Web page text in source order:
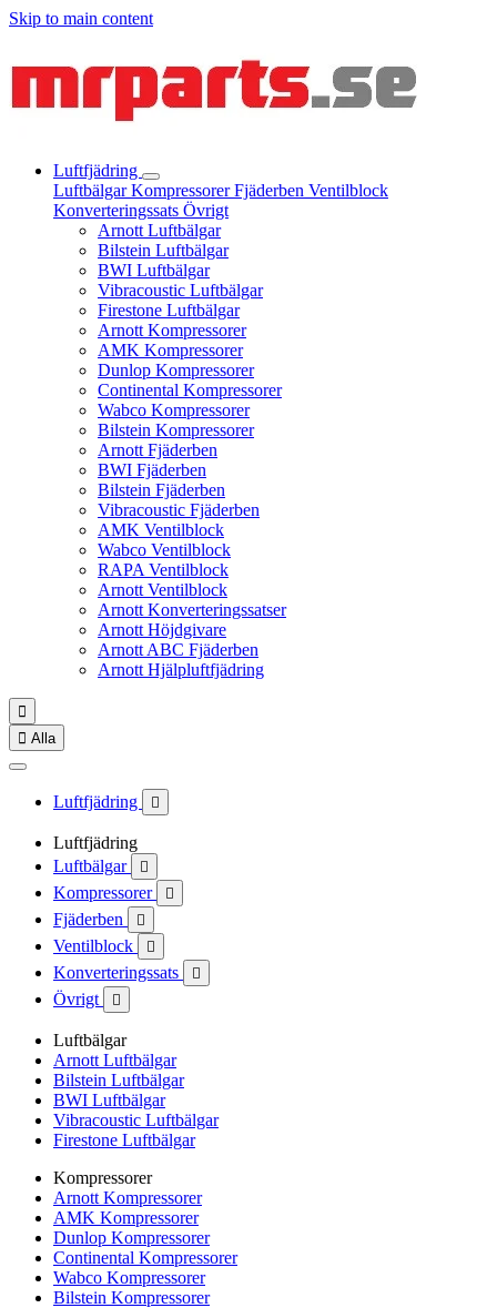
Skip to main content
Luftfjädring
LuftbälgarKompressorerFjäderben Ventilblock
Konverteringssats Övrigt
Arnott Luftbälgar
Bilstein Luftbälgar
BWI Luftbälgar
Vibracoustic Luftbälgar
Firestone Luftbälgar
Arnott Kompressorer
AMK Kompressorer
Dunlop Kompressorer
Continental Kompressorer
Wabco Kompressorer
Bilstein Kompressorer
Arnott Fjäderben
BWI Fjäderben
Bilstein Fjäderben
Vibracoustic Fjäderben
AMK Ventilblock
Wabco Ventilblock
RAPA Ventilblock
Arnott Ventilblock
Arnott Konverteringssatser
Arnott Höjdgivare
Arnott ABC Fjäderben
Arnott Hjälpluftfjädring

 Alla
Luftfjädring 
Luftfjädring
Luftbälgar

Kompressorer 
Fjäderben 
Ventilblock 
Konverteringssats 
Övrigt 
Luftbälgar
Arnott Luftbälgar
Bilstein Luftbälgar
BWI Luftbälgar
Vibracoustic Luftbälgar
Firestone Luftbälgar
Kompressorer
Arnott Kompressorer
AMK Kompressorer
Dunlop Kompressorer
Continental Kompressorer
Wabco Kompressorer
Bilstein Kompressorer